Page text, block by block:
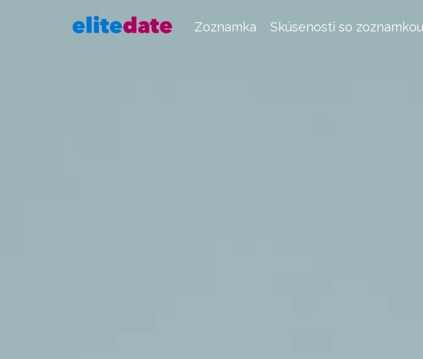
Zoznamka Skúsenosti so zoznamkou